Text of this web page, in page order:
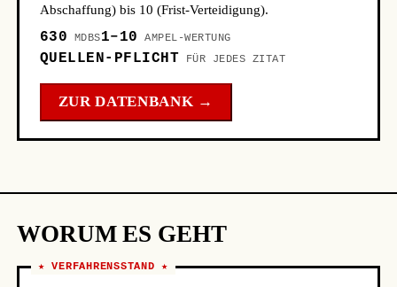
Abschaffung) bis 10 (Frist-Verteidigung).
630 MDBS1–10 AMPEL-WERTUNG
QUELLEN-PFLICHT FÜR JEDES ZITAT
ZUR DATENBANK →
WORUM ES GEHT
★ VERFAHRENSSTAND ★